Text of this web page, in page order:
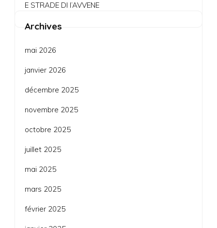
E STRADE DI l’AVVENE
Archives
mai 2026
janvier 2026
décembre 2025
novembre 2025
octobre 2025
juillet 2025
mai 2025
mars 2025
février 2025